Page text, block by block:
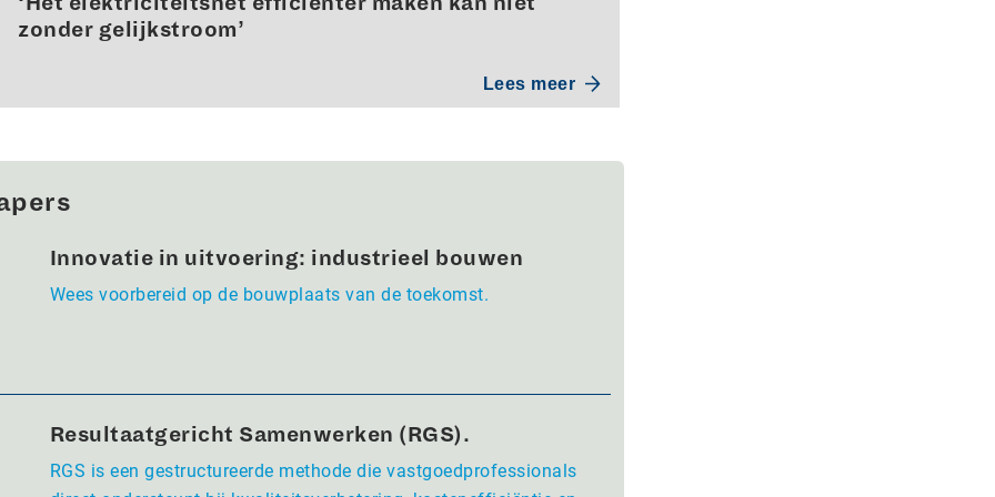
zonder gelijkstroom’
Lees meer
Innovatie in uitvoering: industrieel bouwen
Wees voorbereid op de bouwplaats van de toekomst.
Resultaatgericht Samenwerken (RGS).
RGS is een gestructureerde methode die vastgoedprofessionals